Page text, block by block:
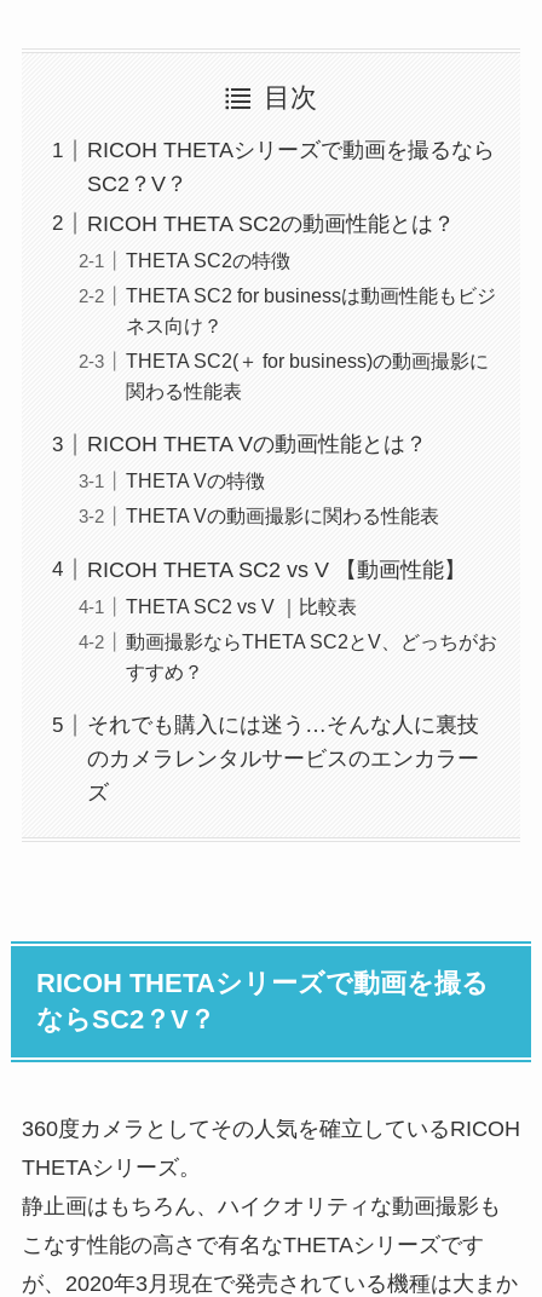
目次
RICOH THETAシリーズで動画を撮るなら
SC2？V？
RICOH THETA SC2の動画性能とは？
THETA SC2の特徴
THETA SC2 for businessは動画性能もビジ
ネス向け？
THETA SC2(＋ for business)の動画撮影に
関わる性能表
RICOH THETA Vの動画性能とは？
THETA Vの特徴
THETA Vの動画撮影に関わる性能表
RICOH THETA SC2 vs V 【動画性能】
THETA SC2 vs V ｜比較表
動画撮影ならTHETA SC2とV、どっちがお
すすめ？
それでも購入には迷う…そんな人に裏技
のカメラレンタルサービスのエンカラー
ズ
RICOH THETAシリーズで動画を撮る
ならSC2？V？
360度カメラとしてその人気を確立しているRICOH
THETAシリーズ。
静止画はもちろん、ハイクオリティな動画撮影も
こなす性能の高さで有名なTHETAシリーズです
が、2020年3月現在で発売されている機種は大まか